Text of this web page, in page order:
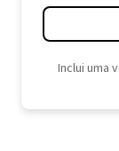
Inclui uma